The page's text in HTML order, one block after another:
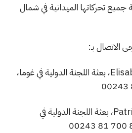
جميع تحركاتها الميدانية في شمال
الاتصال بـ:
السيدة/ Elisabeth Cloutier، بعثة اللجنة الدولية في غوما،
السيد/ Patrick Megevand، بعثة اللجنة الدولية في